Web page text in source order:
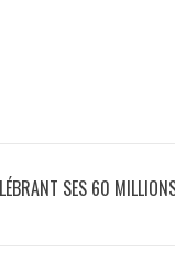
SES 60